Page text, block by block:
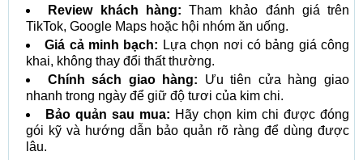
Review khách hàng: Tham khảo đánh giá trên
TikTok, Google Maps hoặc hội nhóm ăn uống.
Giá cả minh bạch: Lựa chọn nơi có bảng giá công
khai, không thay đổi thất thường.
Chính sách giao hàng: Ưu tiên cửa hàng giao
nhanh trong ngày để giữ độ tươi của kim chi.
Bảo quản sau mua: Hãy chọn kim chi được đóng
gói kỹ và hướng dẫn bảo quản rõ ràng để dùng được
lâu.